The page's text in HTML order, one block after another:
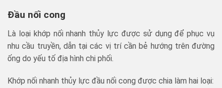
Đầu nối cong
Là loại khớp nối nhanh thủy lực được sử dụng để phục vụ
nhu cầu truyền, dẫn tại các vị trí cần bẻ hướng trên đường
ống do yếu tố địa hình chi phối.
Khớp nối nhanh thủy lực đầu nối cong được chia làm hai loại: